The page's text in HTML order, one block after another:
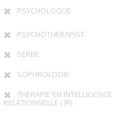
PSYCHOLOGUE
PSYCHOTHERAPIST
SERBE
SOPHROLOGIE
THÉRAPIE EN INTELLIGENCE
RELATIONNELLE ( IR)